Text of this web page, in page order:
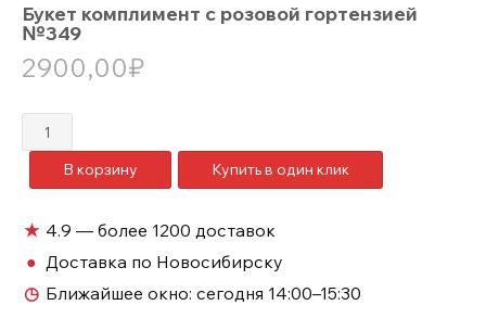
Букет комплимент с розовой гортензией
№349
2900,00₽
Количество
товара
гортензией
№349
В корзину Купить в один клик
★ 4.9 — более 1200 доставок
● Доставка по Новосибирску
◷ Ближайшее окно: сегодня 14:00–15:30